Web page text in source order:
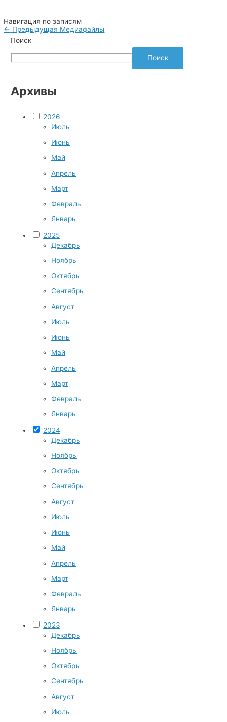
Навигация по записям
← Предыдущая Медиафайлы
Поиск
Поиск
Архивы
2026
Июль
Июнь
Май
Апрель
Март
Февраль
Январь
2025
Декабрь
Ноябрь
Октябрь
Сентябрь
Август
Июль
Июнь
Май
Апрель
Март
Февраль
Январь
2024
Декабрь
Ноябрь
Октябрь
Сентябрь
Август
Июль
Июнь
Май
Апрель
Март
Февраль
Январь
2023
Декабрь
Ноябрь
Октябрь
Сентябрь
Август
Июль